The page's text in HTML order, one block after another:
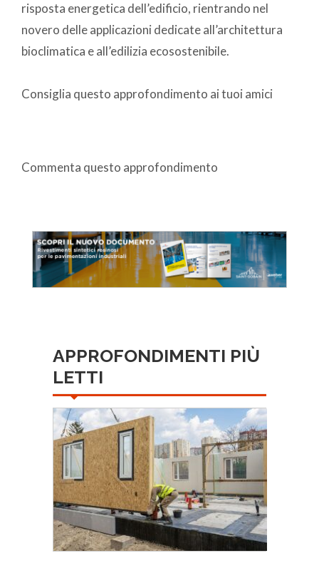
risposta energetica dell’edificio, rientrando nel
novero delle applicazioni dedicate all’architettura
bioclimatica e all’edilizia ecosostenibile.
Consiglia questo approfondimento ai tuoi amici
Commenta questo approfondimento
APPROFONDIMENTI PIÙ
LETTI